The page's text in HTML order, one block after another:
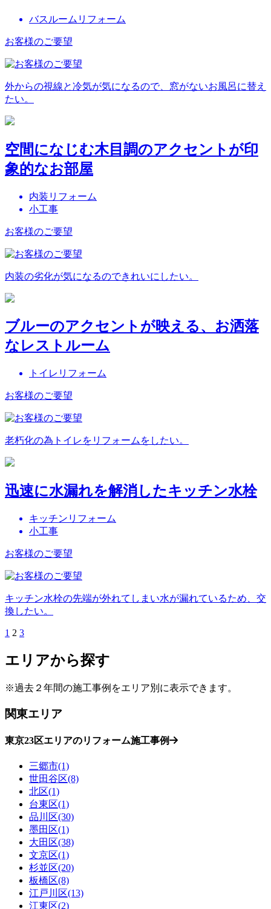
バスルームリフォーム
お客様のご要望
外からの視線と冷気が気になるので、窓がないお風呂に替え
たい。
空間になじむ木目調のアクセントが印
象的なお部屋
内装リフォーム
小工事
お客様のご要望
内装の劣化が気になるのできれいにしたい。
ブルーのアクセントが映える、お洒落
なレストルーム
トイレリフォーム
お客様のご要望
老朽化の為トイレをリフォームをしたい。
迅速に水漏れを解消したキッチン水栓
キッチンリフォーム
小工事
お客様のご要望
キッチン水栓の先端が外れてしまい水が漏れているため、交
換したい。
1 2 3
エリアから探す
※過去２年間の施工事例をエリア別に表示できます。
関東エリア
東京23区エリアのリフォーム施工事例
三郷市(1)
世田谷区(8)
北区(1)
台東区(1)
品川区(30)
墨田区(1)
大田区(38)
文京区(1)
杉並区(20)
板橋区(8)
江戸川区(13)
江東区(2)